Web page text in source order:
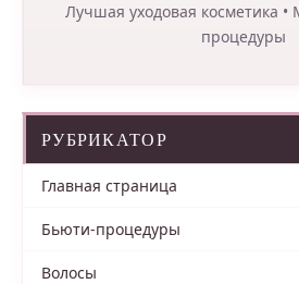
Лучшая уходовая косметика
процедуры
РУБРИКАТОР
Главная страница
Бьюти-процедуры
Волосы